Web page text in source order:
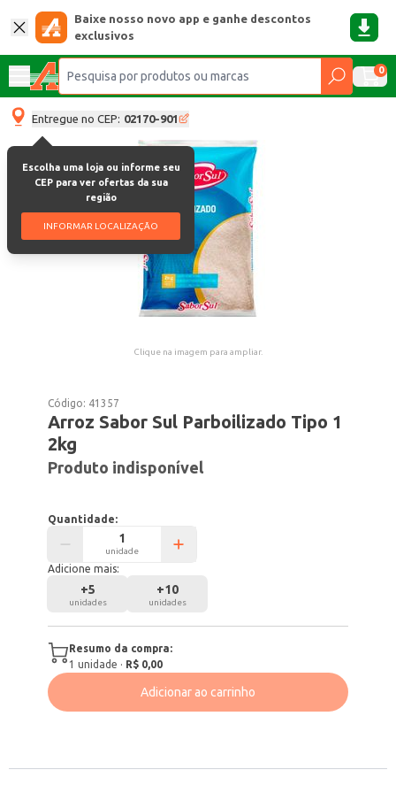
Baixe nosso novo app e ganhe descontos
exclusivos
0
Entregue no CEP: 02170-901
Escolha uma loja ou informe seu
CEP para ver ofertas da sua
região
INFORMAR LOCALIZAÇÃO
Clique na imagem para ampliar.
Código: 41357
Arroz Sabor Sul Parboilizado Tipo 1
2kg
Produto indisponível
Quantidade:
unidade
Adicione mais:
+5
unidades
+10
unidades
Resumo da compra:
1 unidade · R$ 0,00
Adicionar ao carrinho